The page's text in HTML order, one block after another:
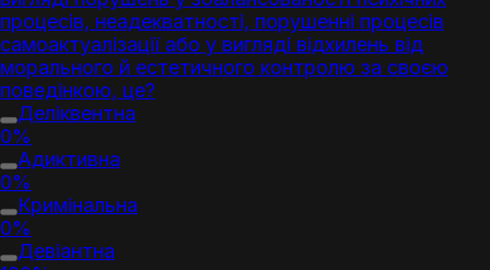
процесів, неадекватності, порушенні процесів
самоактуалізації або у вигляді відхилень від
морального й естетичного контролю за своєю
поведінкою, це?
Деліквентна
0%
Адиктивна
0%
Кримінальна
0%
Девіантна